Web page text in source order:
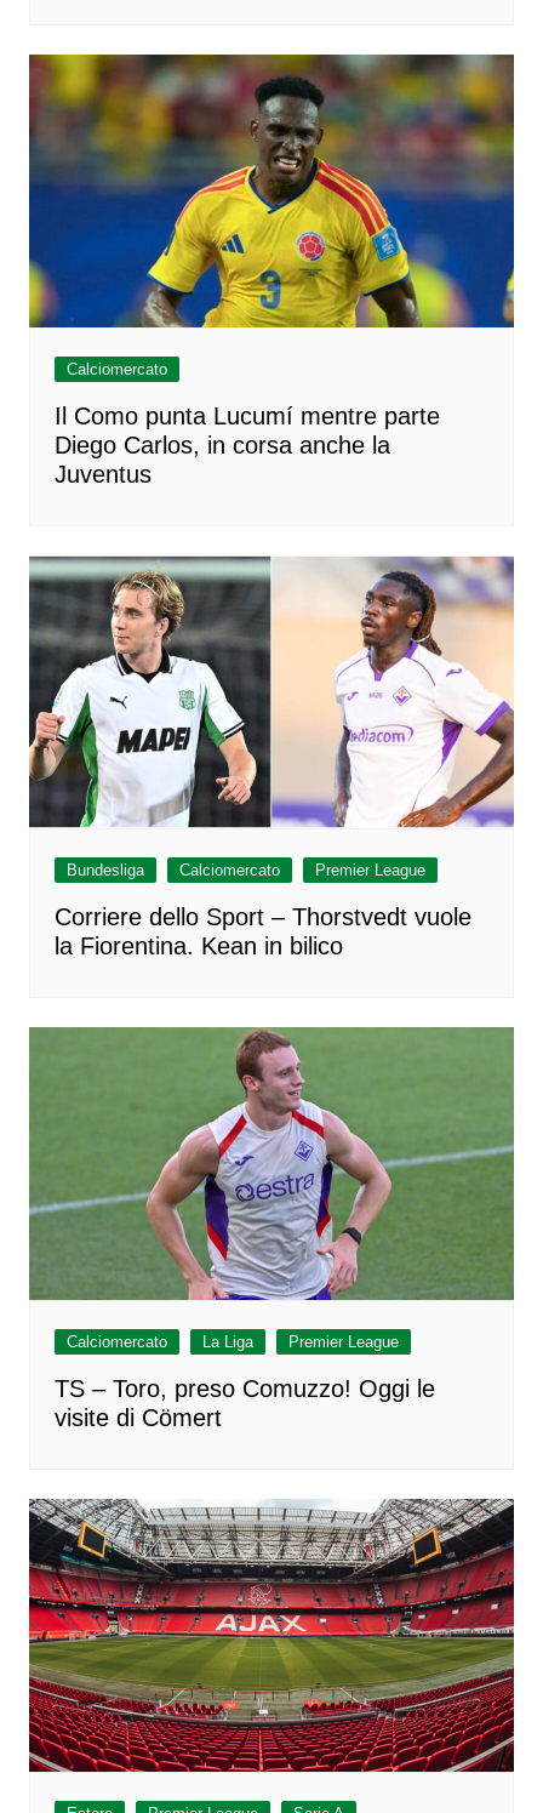
Calciomercato
Il Como punta Lucumí mentre parte
Diego Carlos, in corsa anche la
Juventus
Bundesliga Calciomercato Premier League
Corriere dello Sport – Thorstvedt vuole
la Fiorentina. Kean in bilico
Calciomercato La Liga Premier League
TS – Toro, preso Comuzzo! Oggi le
visite di Cömert